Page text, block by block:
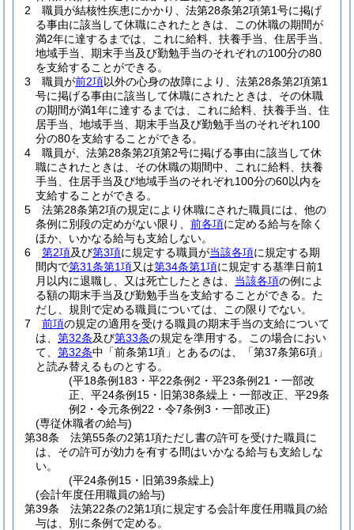
2
職員が結核性疾患にかかり、法第28条第2項第1号に掲げ
る事由に該当して休職にされたときは、この休職の期間が
満2年に達するまでは、これに給料、扶養手当、住居手当、
地域手当、期末手当及び勤勉手当のそれぞれの100分の80
を支給することができる。
3
職員が前2項以外の心身の故障により、法第28条第2項第1
号に掲げる事由に該当して休職にされたときは、その休職
の期間が満1年に達するまでは、これに給料、扶養手当、住
居手当、地域手当、期末手当及び勤勉手当のそれぞれ100
分の80を支給することができる。
4
職員が、法第28条第2項第2号に掲げる事由に該当して休
職にされたときは、その休職の期間中、これに給料、扶養
手当、住居手当及び地域手当のそれぞれ100分の60以内を
支給することができる。
5
法第28条第2項の規定により休職にされた職員には、他の
条例に別段の定めがない限り、 前各項に定める給与を除く
ほか、いかなる給与も支給しない。
6
第2項及び第3項に規定する職員が当該各項に規定する期
間内で第31条第1項又は第34条第1項に規定する基準日前1
月以内に退職し、又は死亡したときは、 当該各項の例によ
る額の期末手当及び勤勉手当を支給することができる。 た
だし、規則で定める職員については、この限りでない。
7
前項の規定の適用を受ける職員の期末手当の支給について
は、 第32条及び第33条の規定を準用する。
この場合におい
て、 第32条中「前条第1項」とあるのは、「第37条第6項」
と読み替えるものとする。
(平18条例183・平22条例2・平23条例21・一部改
正、平24条例15・旧第38条繰上・一部改正、平29条
例2・令元条例22・令7条例3・一部改正)
(専従休職者の給与)
第38条
法第55条の2第1項ただし書の許可を受けた職員に
は、その許可が効力を有する間はいかなる給与も支給しな
い。
(平24条例15・旧第39条繰上)
(会計年度任用職員の給与)
第39条
法第22条の2第1項に規定する会計年度任用職員の給
与は、別に条例で定める。